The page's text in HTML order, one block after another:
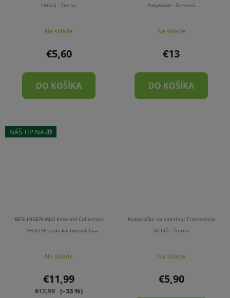
Utilitá - čierna
Na sklade
€5,60
DO KOŠÍKA
Polywood - červená
Na sklade
€13
DO KOŠÍKA
NÁŠ TIP NA 🎁
BERLINGERHAUS Emerald Collection
BH-6236 sada kuchynských
Na sklade
€11,99
€17,99 (–33 %)
Naberačka na zmrzlinu Tramontina
Utilitá - čierna
Na sklade
€5,90